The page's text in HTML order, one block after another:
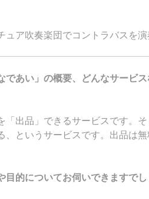
ア吹奏楽団でコントラバスを演
あい」の概要、どんなサービ
出品」できるサービスです。
、というサービスです。出品は
的についてお伺いできますでし